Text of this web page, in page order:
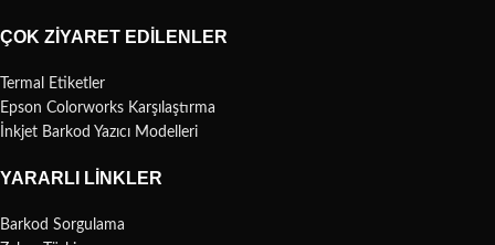
ÇOK ZIYARET EDILENLER
Termal Etiketler
Epson Colorworks Karşılaştırma
İnkjet Barkod Yazıcı Modelleri
YARARLI LINKLER
Barkod Sorgulama